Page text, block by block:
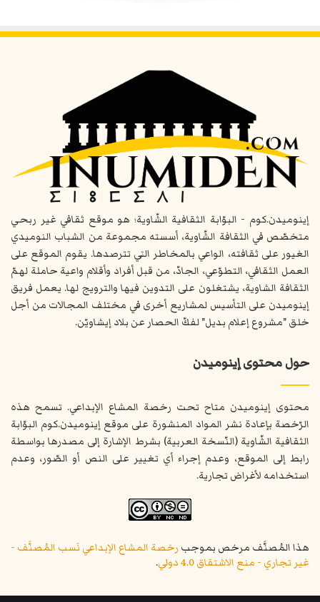
إينوميدن.كوم - البوّابة الثقافية الشّاوية؛ هو موقع ثقافي غير ربحي
متخصّص في الثقافة الشّاوية، أسسته مجموعة من الشباب النوميدي
الغيور على ثقافته، الواعي بالمخاطر التي تترصدها. يقوم الموقع على
العمل الثقافي، التطوّعي، الجادّ، من قبل أفراد وأقلام واعية حاملة لهمّ
الثقافة الشاوية، يشتغلون على التدوين فيها والترويج لها. يعمل فريق
إينوميدن على التأسيس لمشاريع أخرى في مختلف المجالات من أجل
خلق "مشروع إعلام بديل" لفكّ الحصار عن بلاد إيشاويّن.
حول محتوى إينوميدن
محتوى إينوميدن متاح تحت رخصة المشاع الإبداعي. تسمح هذه
الرّخصة بإعادة نشر المواد المنشورة على موقع إينوميدن.كوم البوّابة
الثقافية الشّاوية (النّسخة العربية) بشرط الإشارة إلى مصدرها بواسطة
رابط إلى الموقع، وعدم إجراء أي تغيير على النص أو الصّور، وعدم
استخدامه لأغراض تجارية.
هذا المُصنَّف مرخص بموجب رخصة المشاع الإبداعي نَسب المُصنَّف -
غير تجاري - منع الاشتقاق 4.0 دولي
.